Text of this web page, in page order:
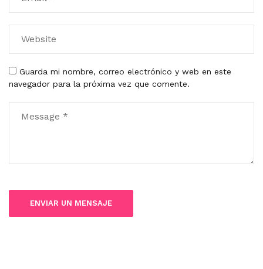
Guarda mi nombre, correo electrónico y web en este
navegador para la próxima vez que comente.